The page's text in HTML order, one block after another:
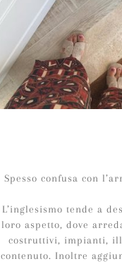
Spesso confusa con
L’inglesismo tende a
loro aspetto, dove
costruttivi, impianti,
contenuto. Inoltre